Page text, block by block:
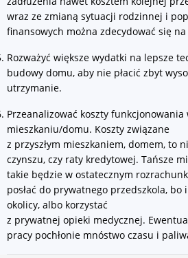
wraz ze zmianą sytuacji rodzinnej i
finansowych można zdecydować się
Rozważyć większe wydatki na lepsze
budowy domu, aby nie płacić zbyt
utrzymanie.
Przeanalizować koszty funkcjonowania
mieszkaniu/domu. Koszty związane
z przyszłym mieszkaniem, domem, to
czynszu, czy raty kredytowej. Tańsze
takie będzie w ostatecznym
posłać do prywatnego przedszkola,
okolicy, albo korzystać
z prywatnej opieki medycznej.
pracy pochłonie mnóstwo czasu i